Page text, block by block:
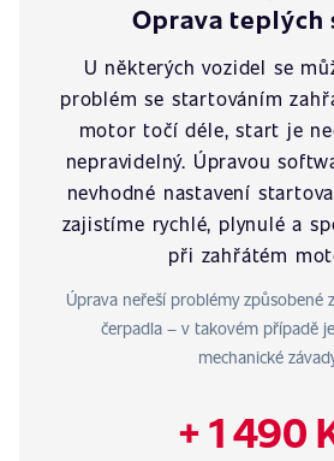
Oprava teplých
U některých vozidel se
problém se startováním
motor točí déle, start je
nepravidelný. Úpravou
nevhodné nastavení
zajistíme rychlé, plynulé a
při zahřátém
Úprava neřeší problémy způsobené
čerpadla – v takovém případě
mechanické
+ 1 490